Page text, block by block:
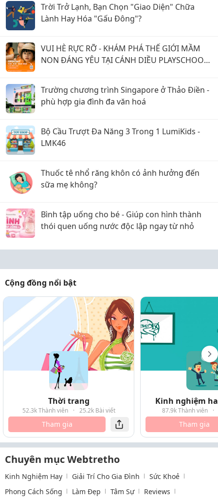
Trời Trở Lạnh, Bạn Chọn "Giao Diện" Chữa
Lành Hay Hóa "Gấu Đông"?
VUI HÈ RỰC RỠ - KHÁM PHÁ THẾ GIỚI MẦM
NON ĐÁNG YÊU TẠI CÁNH DIỀU PLAYSCHOOL
Trường chương trình Singapore ở Thảo Điền -
phù hợp gia đình đa văn hoá
Bộ Cầu Trượt Đa Năng 3 Trong 1 LumiKids -
LMK46
Thuốc tê nhổ răng khôn có ảnh hưởng đến
sữa mẹ không?
Bình tập uống cho bé - Giúp con hình thành
thói quen uống nước độc lập ngay từ nhỏ
Cộng đồng nổi bật
Thời trang
52.3k Thành viên · 25.2k Bài viết
Tham gia
Kinh nghiệm
87.9k Thành viên ·
Tham gia
Chuyên mục Webtretho
Kinh Nghiệm Hay Giải Trí Cho Gia Đình
Sức Khoẻ
Phong Cách Sống
Làm Đẹp Tâm Sự Reviews